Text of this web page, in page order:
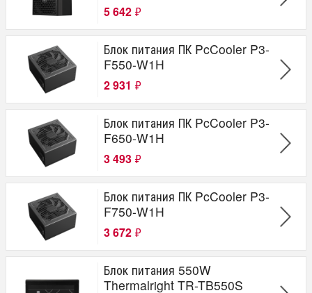
5 642 ₽
Блок питания ПК PcCooler P3-
F550-W1H
2 931 ₽
Блок питания ПК PcCooler P3-
F650-W1H
3 493 ₽
Блок питания ПК PcCooler P3-
F750-W1H
3 672 ₽
Блок питания 550W
Thermalright TR-TB550S